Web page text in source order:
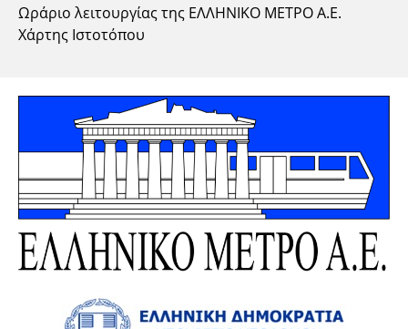
Ωράριο λειτουργίας της ΕΛΛΗΝΙΚΟ ΜΕΤΡΟ Α.Ε.
Χάρτης Ιστοτόπου